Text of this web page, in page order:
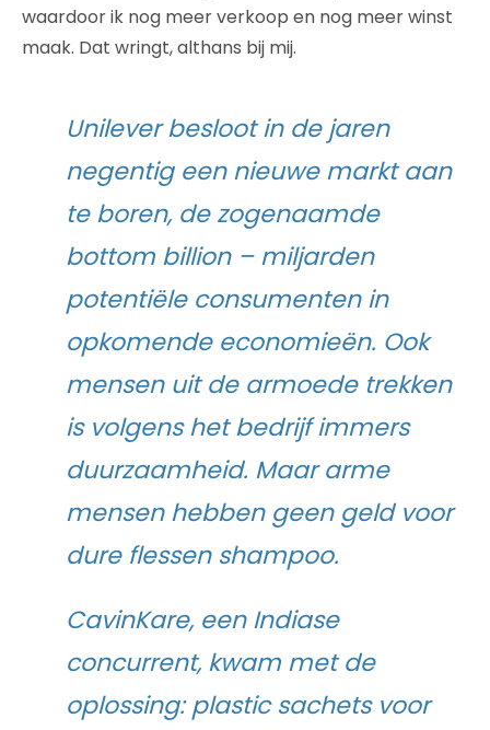
waardoor ik nog meer verkoop en nog meer winst
maak. Dat wringt, althans bij mij.
Unilever besloot in de jaren
negentig een nieuwe markt aan
te boren, de zogenaamde
bottom billion – miljarden
potentiële consumenten in
opkomende economieën. Ook
mensen uit de armoede trekken
is volgens het bedrijf immers
duurzaamheid. Maar arme
mensen hebben geen geld voor
dure flessen shampoo.
CavinKare, een Indiase
concurrent, kwam met de
oplossing: plastic sachets voor